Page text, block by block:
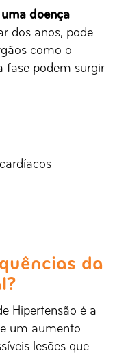
uma doença
dos anos, pode
como o
fase podem surgir
da
Hipertensão é a
um aumento
lesões que